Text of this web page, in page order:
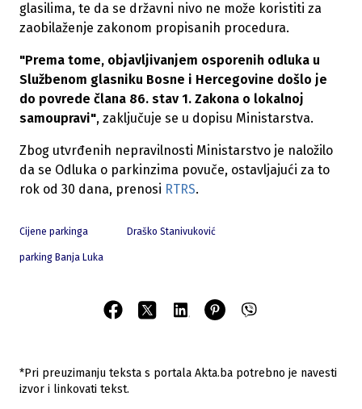
glasilima, te da se državni nivo ne može koristiti za
zaobilaženje zakonom propisanih procedura.
"Prema tome, objavljivanjem osporenih odluka u
Službenom glasniku Bosne i Hercegovine došlo je
do povrede člana 86. stav 1. Zakona o lokalnoj
samoupravi", zaključuje se u dopisu Ministarstva.
Zbog utvrđenih nepravilnosti Ministarstvo je naložilo
da se Odluka o parkinzima povuče, ostavljajući za to
rok od 30 dana, prenosi RTRS.
Cijene parkinga Draško Stanivuković
parking Banja Luka
*Pri preuzimanju teksta s portala Akta.ba potrebno je navesti
izvor i linkovati tekst.